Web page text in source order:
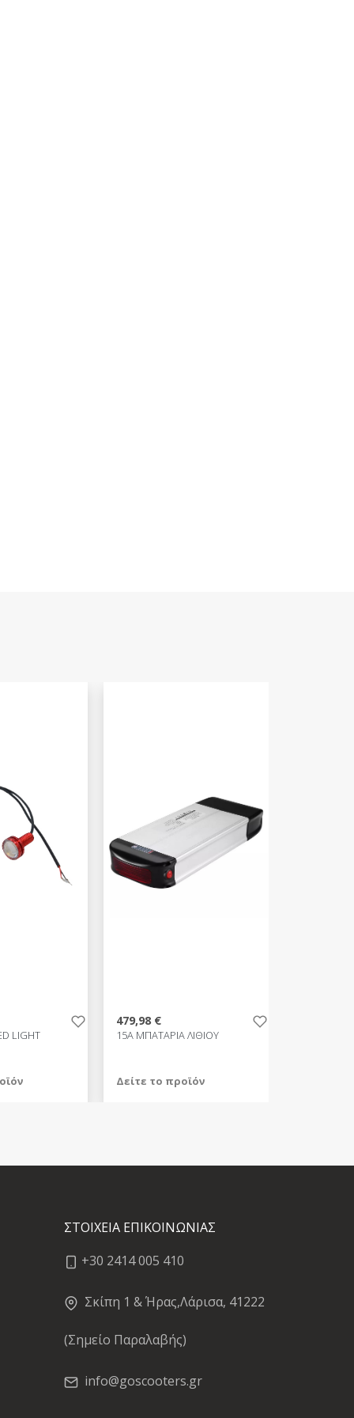
LIGHT
479,98 €
15A ΜΠΑΤΑΡΙΑ ΛΙΘΙΟΥ
Δείτε το προϊόν
ΣΤΟΙΧΕΙΑ ΕΠΙΚΟΙΝΩΝΙΑΣ
+30 2414 005 410
Σκίπη 1 & Ήρας,Λάρισα, 41222
(Σημείο Παραλαβής)
info@goscooters.gr